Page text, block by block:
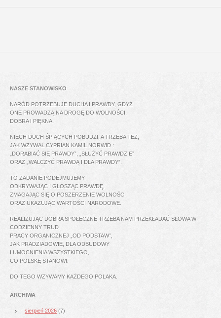
NASZE STANOWISKO
NARÓD POTRZEBUJE DUCHA I PRAWDY, GDYŻ
ONE PROWADZĄ NA DROGĘ DO WOLNOŚCI,
DOBRA I PIĘKNA.
NIECH DUCH ŚPIĄCYCH POBUDZI, A TRZEBA TEŻ,
JAK WZYWAŁ CYPRIAN KAMIL NORWID :
„DORABIAĆ SIĘ PRAWDY”, „SŁUŻYĆ PRAWDZIE”
ORAZ „WALCZYĆ PRAWDĄ I DLA PRAWDY”.
TO ZADANIE PODEJMUJEMY
ODKRYWAJĄC I GŁOSZĄC PRAWDĘ,
ZMAGAJĄC SIĘ O POSZERZENIE WOLNOŚCI
ORAZ UKAZUJĄC WARTOŚCI NARODOWE.
REALIZUJĄC DOBRA SPOŁECZNE TRZEBA NAM PRZEKŁADAĆ SŁOWA W
CODZIENNY TRUD
PRACY ORGANICZNEJ „OD PODSTAW”,
JAK PRADZIADOWIE, DLA ODBUDOWY
I UMOCNIENIA WSZYSTKIEGO,
CO POLSKĘ STANOWI.
DO TEGO WZYWAMY KAŻDEGO POLAKA.
ARCHIWA
sierpień 2026 (7)